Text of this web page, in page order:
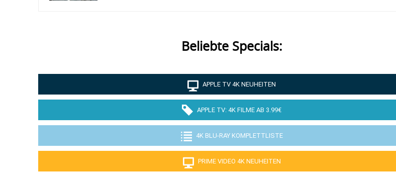
Beliebte Specials:
APPLE TV 4K NEUHEITEN
APPLE TV: 4K FILME AB 3.99€
4K BLU-RAY KOMPLETTLISTE
PRIME VIDEO 4K NEUHEITEN